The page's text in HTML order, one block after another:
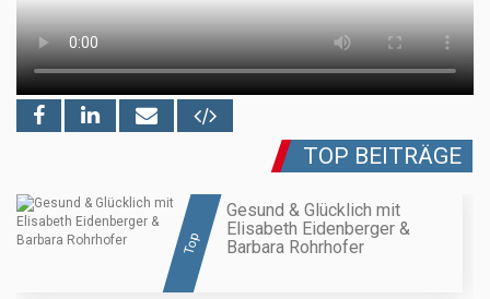
TOP BEITRÄGE
Top
Gesund & Glücklich mit
Elisabeth Eidenberger &
Barbara Rohrhofer